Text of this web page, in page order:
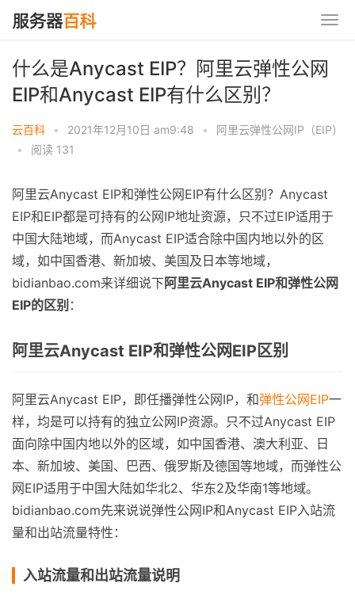
什么是Anycast EIP？阿里云弹性公网
EIP和Anycast EIP有什么区别？
云百科 • 2021年12月10日 am9:48 •
阿里云弹性公网IP（EIP）
•
阅读 131
阿里云Anycast EIP和弹性公网EIP有什么区别？Anycast
EIP和EIP都是可持有的公网IP地址资源，只不过EIP适用于
中国大陆地域，而Anycast EIP适合除中国内地以外的区
域，如中国香港、新加坡、美国及日本等地域，
bidianbao.com来详细说下阿里云Anycast EIP和弹性公网
EIP的区别 ：
阿里云Anycast EIP和弹性公网EIP区别
阿里云Anycast EIP，即任播弹性公网IP，和弹性公网EIP一
样，均是可以持有的独立公网IP资源。只不过Anycast EIP
面向除中国内地以外的区域，如中国香港、澳大利亚、日
本、新加坡、美国、巴西、俄罗斯及德国等地域，而弹性公
网EIP适用于中国大陆如华北2、华东2及华南1等地域。
bidianbao.com先来说说弹性公网IP和Anycast EIP入站流
量和出站流量特性：
入站流量和出站流量说明